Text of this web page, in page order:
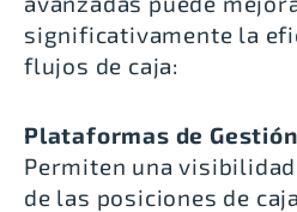
significativamente la
flujos de caja:
Plataformas de
Permiten una
de las posiciones de